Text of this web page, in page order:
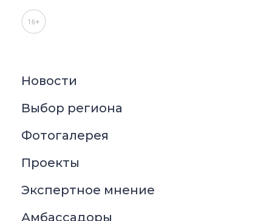
Новости
Выбор региона
Фотогалерея
Проекты
Экспертное мнение
Амбассадоры